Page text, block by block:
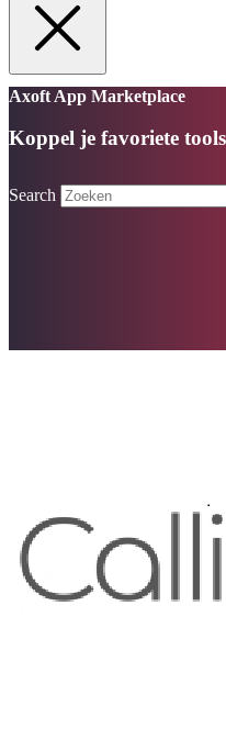
Axoft App Marketplace
Koppel je favoriete
Search